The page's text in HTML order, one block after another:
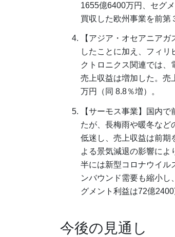
1655億6400万円、セグ
買収した欧州事業を前第
【アジア・オセアニア
したことに加え、フィ
クトロニクス関連では、
売上収益は増加した。売
万円（同 8.8％増）。
【サーモス事業】国内
たが、長梅雨や暖冬など
低迷し、売上収益は前期
よる景気減退の影響に
半には新型コロナウイル
ンバウンド需要も縮小
グメント利益は72億2400
今後の見通し